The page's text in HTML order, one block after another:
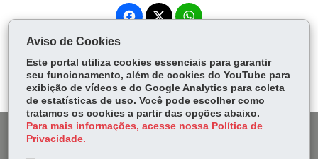
Fa
ok
itt
er
W
Ap
p
DENUNCIE CORRUPÇÃO
Aviso de Cookies
Este portal utiliza cookies essenciais para garantir
seu funcionamento, além de cookies do YouTube para
exibição de vídeos e do Google Analytics para coleta
de estatísticas de uso. Você pode escolher como
tratamos os cookies a partir das opções abaixo.
Para mais informações, acesse nossa Política de
Privacidade.